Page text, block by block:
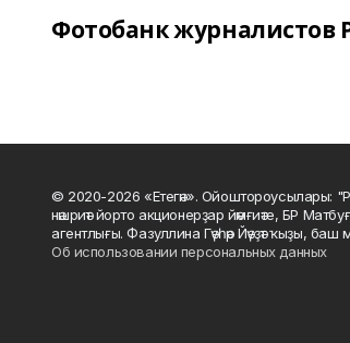
Фотобанк журналистов
© 2020-2026 «Етегән». Ойоштороусылары:
нәшриәт йорто акционерҙар йәмғиәте, БР
агентлығы. Фазуллина Гәүһәр Йәүҙәт ҡыҙы, баш
Об использовании персональных данных